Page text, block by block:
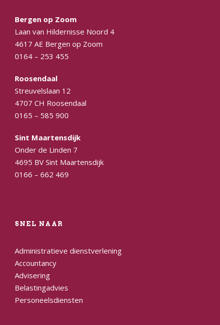
Bergen op Zoom
Laan van Hildernisse Noord 4
4617 AE Bergen op Zoom
0164 – 253 455
Roosendaal
Streuvelslaan 12
4707 CH Roosendaal
0165 – 585 900
Sint Maartensdijk
Onder de Linden 7
4695 BV Sint Maartensdijk
0166 – 662 469
SNEL NAAR
Administratieve dienstverlening
Accountancy
Advisering
Belastingadvies
Personeelsdiensten